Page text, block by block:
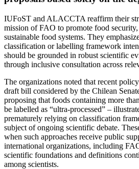
IUFoST and ALACCTA reaffirm their
mission of FAO to promote food
sustainable food systems. They
classification or labelling framework
should be grounded in robust scientific
through inclusive consultation across
The organizations noted that recent
draft bill considered by the Chilean
proposing that foods containing more
be labelled as “ultra-processed” –
prematurely relying on classification
subject of ongoing scientific debate.
when such approaches receive public
international organizations, including
scientific foundations and definitions
among scientists.